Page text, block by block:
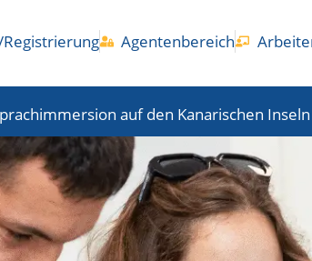
Agentenbereich
auf den Kanarischen Inseln